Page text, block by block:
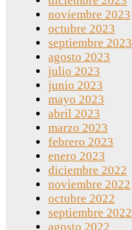
noviembre 2023
octubre 2023
septiembre 2023
agosto 2023
julio 2023
junio 2023
mayo 2023
abril 2023
marzo 2023
febrero 2023
enero 2023
diciembre 2022
noviembre 2022
octubre 2022
septiembre 2022
agosto 2022